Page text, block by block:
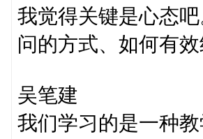
我觉得关键是心态
问的方式、如何有
吴笔建
我们学习的是一种